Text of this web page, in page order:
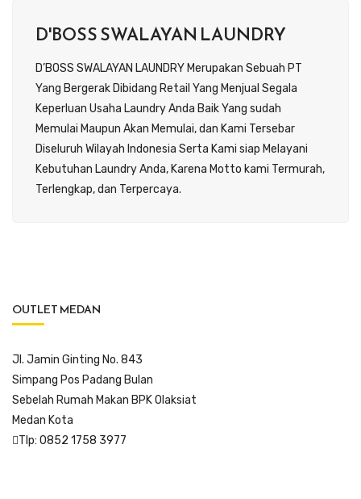
D'BOSS SWALAYAN LAUNDRY
D’BOSS SWALAYAN LAUNDRY Merupakan Sebuah PT
Yang Bergerak Dibidang Retail Yang Menjual Segala
Keperluan Usaha Laundry Anda Baik Yang sudah
Memulai Maupun Akan Memulai, dan Kami Tersebar
Diseluruh Wilayah Indonesia Serta Kami siap Melayani
Kebutuhan Laundry Anda, Karena Motto kami Termurah,
Terlengkap, dan Terpercaya.
OUTLET MEDAN
Jl. Jamin Ginting No. 843
Simpang Pos Padang Bulan
Sebelah Rumah Makan BPK Olaksiat
Medan Kota
Tlp: 0852 1758 3977